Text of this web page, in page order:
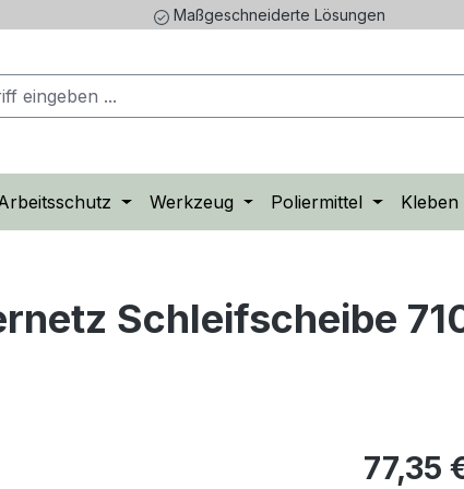
Maßgeschneiderte Lösungen
Werkzeug Poliermittel Kleben
Schleifscheibe
Regulärer
77,35